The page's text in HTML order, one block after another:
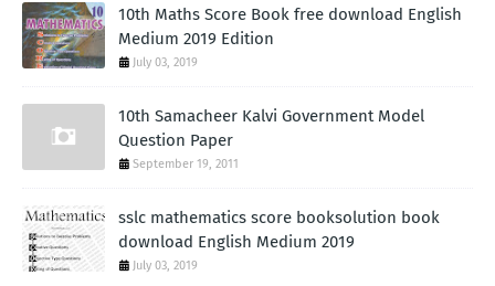
10th Maths Score Book free download English
Medium 2019 Edition
July 03, 2019
10th Samacheer Kalvi Government Model
Question Paper
September 19, 2011
sslc mathematics score booksolution book
download English Medium 2019
July 03, 2019